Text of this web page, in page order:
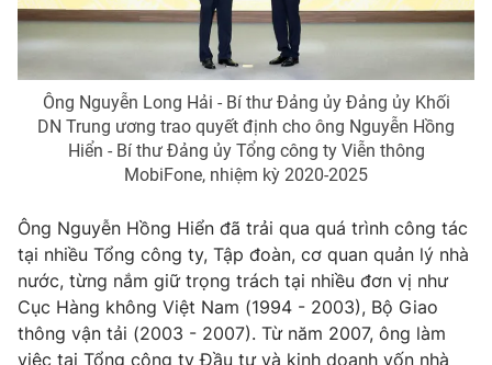
Theo dõi báo trên
Cơ quan chủ quản:Đài Truyền hình Việt Nam
Cơ quan báo chí:Thời báo VTV
cấp ngày 29/12/2023
Tổng Biên tập:Vũ Thanh Thủy
Phó Tổng Biên tập:Nguyễn Thị Mỹ Hạnh, Phạm Quốc Thắng,
Nguyễn Trọng Ninh
Tổng đài VTV:024.38 355 931 - 024.38 355 932
Ông Nguyễn Long Hải - Bí thư Đảng ủy Đảng ủy Khối
DN Trung ương trao quyết định cho ông Nguyễn Hồng
Hiển - Bí thư Đảng ủy Tổng công ty Viễn thông
MobiFone, nhiệm kỳ 2020-2025
Ông Nguyễn Hồng Hiển đã trải qua quá trình công tác
tại nhiều Tổng công ty, Tập đoàn, cơ quan quản lý nhà
nước, từng nắm giữ trọng trách tại nhiều đơn vị như
Cục Hàng không Việt Nam (1994 - 2003), Bộ Giao
thông vận tải (2003 - 2007). Từ năm 2007, ông làm
việc tại Tổng công ty Đầu tư và kinh doanh vốn nhà